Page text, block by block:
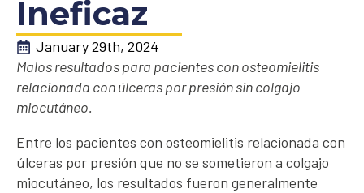
Ineficaz
January 29th, 2024
Malos resultados para pacientes con osteomielitis
relacionada con úlceras por presión sin colgajo
miocutáneo.
Entre los pacientes con osteomielitis relacionada con
úlceras por presión que no se sometieron a colgajo
miocutáneo, los resultados fueron generalmente